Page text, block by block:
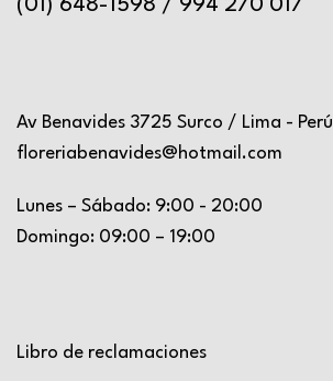
(01) 648-1598 / 994 270 017
Av Benavides 3725 Surco / Lima - Perú
floreriabenavides@hotmail.com
Lunes – Sábado: 9:00 - 20:00
Domingo: 09:00 – 19:00
Libro de reclamaciones